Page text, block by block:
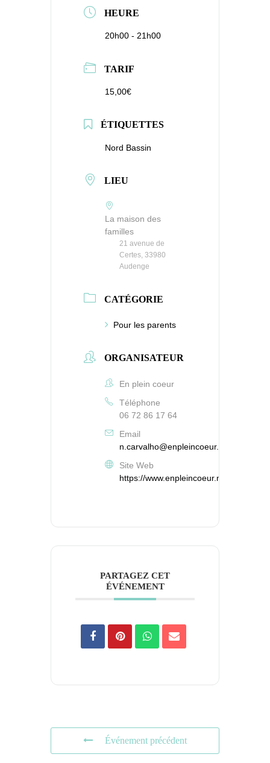
HEURE
20h00 - 21h00
TARIF
15,00€
ÉTIQUETTES
Nord Bassin
LIEU
La maison des
familles
21 avenue de
Certes, 33980
Audenge
CATÉGORIE
Pour les parents
ORGANISATEUR
En plein coeur
Téléphone
06 72 86 17 64
Email
n.carvalho@enpleincoeur.net
Site Web
https://www.enpleincoeur.net
PARTAGEZ CET
ÉVÉNEMENT
Événement précédent